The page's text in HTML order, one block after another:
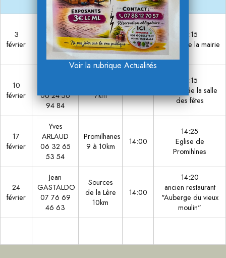
Lalbenque
3
février
Sylvie
AMAT
06 37 40
98 87
Fontanes
8 à 9km
14:00
14:15
parking de la mairie
10
février
06 24 56
94 84
7km
14:15
parking de la salle
des fêtes
17
février
Yves
ARLAUD
06 32 65
53 54
Promilhanes
9 à 10km
14:00
14:25
Eglise de
Promihlnes
24
février
Jean
GASTALDO
07 76 69
46 63
Sources
de la Lère
10km
14:00
14:20
ancien restaurant
"Auberge du vieux
moulin"
Voir la rubrique Actualités